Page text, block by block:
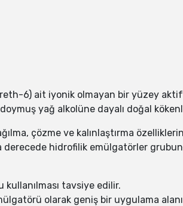
6) ait iyonik olmayan bir yüzey
yağ alkolüne dayalı doğal
çözme ve kalınlaştırma
hidrofilik emülgatörler
kullanılması tavsiye edilir.
olarak geniş bir uygulama